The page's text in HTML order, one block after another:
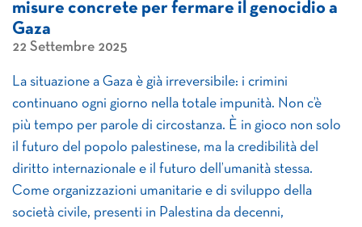
misure concrete per fermare il genocidio a
Gaza
22 Settembre 2025
La situazione a Gaza è già irreversibile: i crimini
continuano ogni giorno nella totale impunità. Non c’è
più tempo per parole di circostanza. È in gioco non solo
il futuro del popolo palestinese, ma la credibilità del
diritto internazionale e il futuro dell’umanità stessa.
Come organizzazioni umanitarie e di sviluppo della
società civile, presenti in Palestina da decenni,